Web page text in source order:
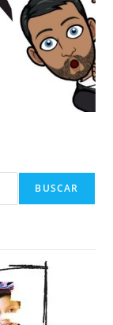
BUSCAR